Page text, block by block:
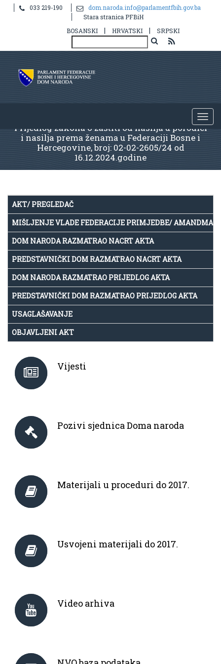
033 219-190
dom.naroda.info@parlamentfbih.gov.ba
Stara stranica PFBiH
BOSANSKI
| HRVATSKI | SRPSKI
Prijedlog zakona o zaštiti od nasilja u porodici
i nasilja prema ženama u Federaciji Bosne i
Hercegovine, broj: 02-02-2605/24 od
16.12.2024.godine
AKT/ PREGLEDAČ
MIŠLJENJE VLADE FEDERACIJE PRIMJEDBE/
DOM NARODA RAZMATRAO NACRT AKTA
PREDSTAVNIČKI DOM RAZMATRAO NACRT AKTA
DOM NARODA RAZMATRAO PRIJEDLOG AKTA
PREDSTAVNIČKI DOM RAZMATRAO PRIJEDLOG AKTA
USAGLAŠAVANJE
OBJAVLJENI AKT
Vijesti
Pozivi sjednica Doma naroda
Materijali u proceduri do 2017.
Usvojeni materijali do 2017.
Video arhiva